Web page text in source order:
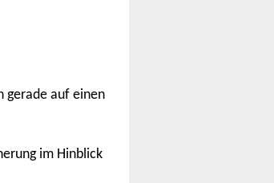
gerade auf einen
im Hinblick